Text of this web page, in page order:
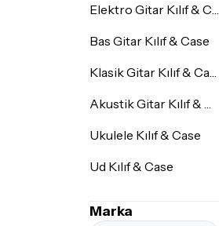
Elektro Gitar Kılıf & Case
Bas Gitar Kılıf & Case
Klasik Gitar Kılıf & Case
Akustik Gitar Kılıf & Case
Ukulele Kılıf & Case
Ud Kılıf & Case
Marka